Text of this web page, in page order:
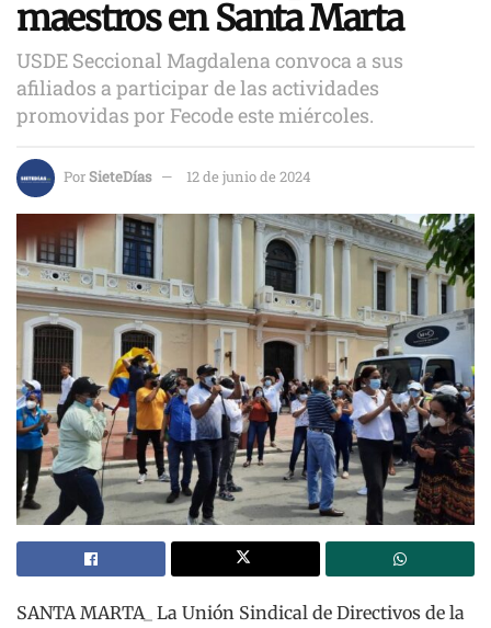
maestros en Santa Marta
USDE Seccional Magdalena convoca a sus
afiliados a participar de las actividades
promovidas por Fecode este miércoles.
PorSieteDías 12 de junio de 2024
SANTA MARTA_ La Unión Sindical de Directivos de la